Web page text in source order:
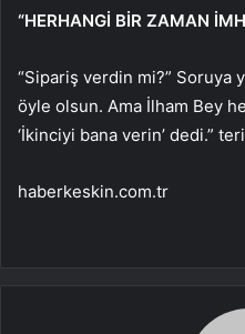
“HERHANGİ BİR ZAMAN
“Sipariş verdin mi?” Soruya
öyle olsun. Ama İlham Bey
‘İkinciyi bana verin’ dedi.”
haberkeskin.com.tr